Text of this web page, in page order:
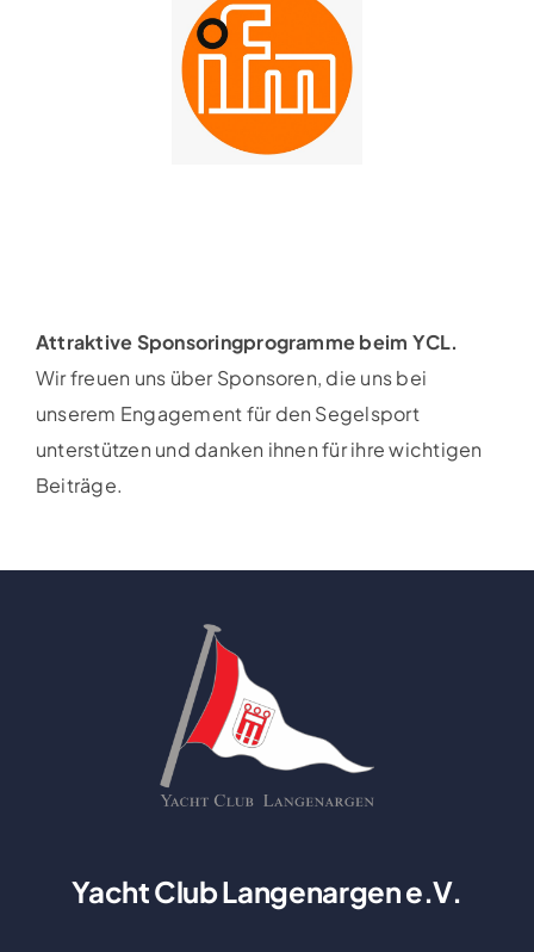
Attraktive Sponsoringprogramme beim YCL.
Wir freuen uns über Sponsoren, die uns bei
unserem Engagement für den Segelsport
unterstützen und danken ihnen für ihre wichtigen
Beiträge.
Yacht Club Langenargen e.V.